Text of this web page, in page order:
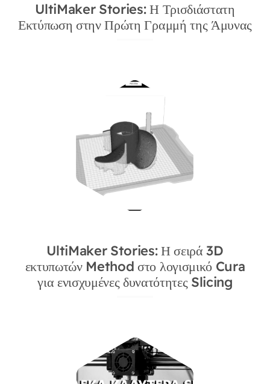
UltiMaker Stories: Η Τρισδιάστατη
Εκτύπωση στην Πρώτη Γραμμή της Άμυνας
UltiMaker Stories: Η σειρά 3D
εκτυπωτών Method στο λογισμικό Cura
για ενισχυμένες δυνατότητες Slicing